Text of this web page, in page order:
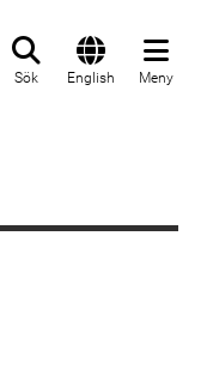
Sök English Meny